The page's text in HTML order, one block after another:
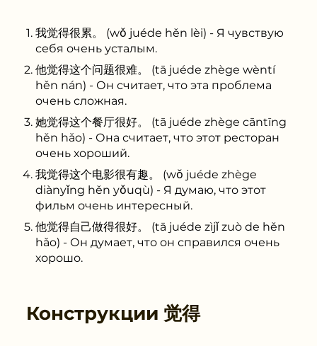
我觉得很累。 (wǒ juéde hěn lèi) - Я чувствую
себя очень усталым.
他觉得这个问题很难。 (tā juéde zhège wèntí
hěn nán) - Он считает, что эта проблема
очень сложная.
她觉得这个餐厅很好。 (tā juéde zhège cāntīng
hěn hǎo) - Она считает, что этот ресторан
очень хороший.
我觉得这个电影很有趣。 (wǒ juéde zhège
diànyǐng hěn yǒuqù) - Я думаю, что этот
фильм очень интересный.
他觉得自己做得很好。 (tā juéde zìjǐ zuò de hěn
hǎo) - Он думает, что он справился очень
хорошо.
Конструкции 觉得